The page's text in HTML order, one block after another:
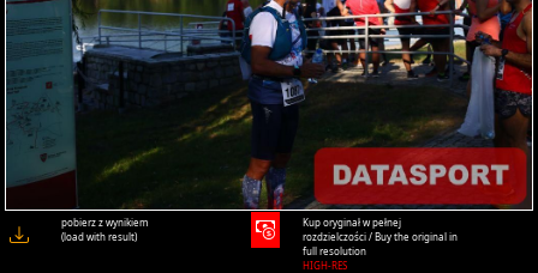
pobierz z wynikiem
(load with result)
Kup oryginał w pełnej
rozdzielczości / Buy the original in
full resolution
HIGH-RES